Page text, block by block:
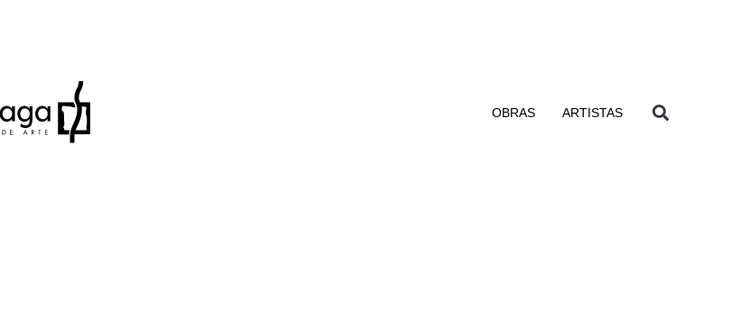
OBRAS ARTISTAS